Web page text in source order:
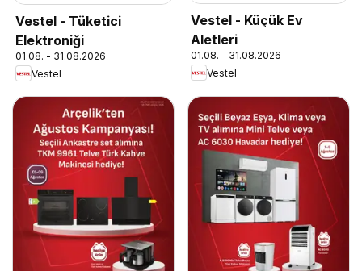
Vestel - Tüketici
Elektroniği
01.08. - 31.08.2026
Vestel
Vestel - Küçük Ev
Aletleri
01.08. - 31.08.2026
Vestel